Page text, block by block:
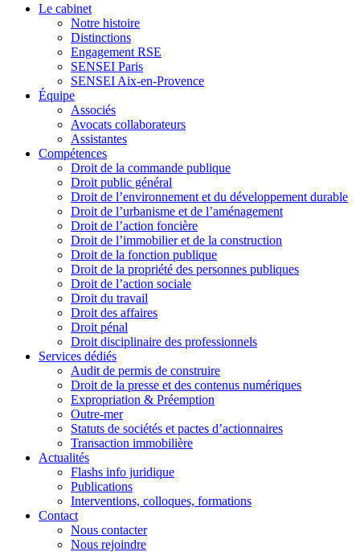
Le cabinet
Notre histoire
Distinctions
Engagement RSE
SENSEI Paris
SENSEI Aix-en-Provence
Équipe
Associés
Avocats collaborateurs
Assistantes
Compétences
Droit de la commande publique
Droit public général
Droit de l’environnement et du développement durable
Droit de l’urbanisme et de l’aménagement
Droit de l’action foncière
Droit de l’immobilier et de la construction
Droit de la fonction publique
Droit de la propriété des personnes publiques
Droit de l’action sociale
Droit du travail
Droit des affaires
Droit pénal
Droit disciplinaire des professionnels
Services dédiés
Audit de permis de construire
Droit de la presse et des contenus numériques
Expropriation & Préemption
Outre-mer
Statuts de sociétés et pactes d’actionnaires
Transaction immobilière
Actualités
Flashs info juridique
Publications
Interventions, colloques, formations
Contact
Nous contacter
Nous rejoindre